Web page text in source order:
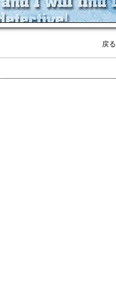
戻る